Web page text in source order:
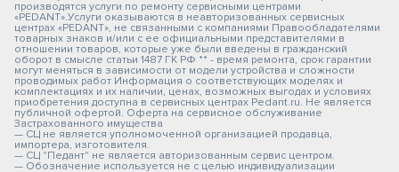
производятся услуги по ремонту сервисными центрами
«PEDANT».Услуги оказываются в неавторизованных сервисных
центрах «PEDANT», не связанными с компаниями Правообладателями
товарных знаков и/или с ее официальными представителями в
отношении товаров, которые уже были введены в гражданский
оборот в смысле статьи 1487 ГК РФ ** - время ремонта, срок гарантии
могут меняться в зависимости от модели устройства и сложности
проводимых работ Информация о соответствующих моделях и
комплектациях и их наличии, ценах, возможных выгодах и условиях
приобретения доступна в сервисных центрах Pedant.ru. Не является
публичной офертой. Оферта на сервисное обслуживание
Застрахованного имущества
— СЦ не является уполномоченной организацией продавца,
импортера, изготовителя.
— СЦ "Педант" не является авторизованным сервис центром.
— Обозначение используется не с целью индивидуализации